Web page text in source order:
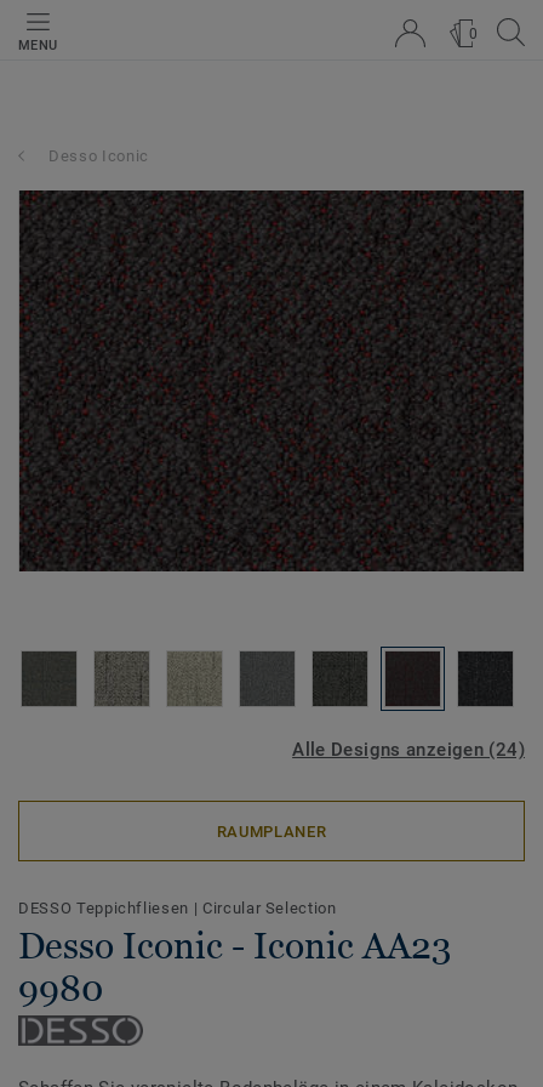
MENU
0
Desso Iconic
Alle Designs anzeigen (24)
RAUMPLANER
DESSO Teppichfliesen | Circular Selection
Desso Iconic - Iconic AA23
9980